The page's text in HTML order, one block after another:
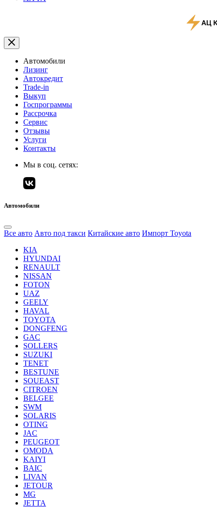
Автомобили
Лизинг
Автокредит
Trade-in
Выкуп
Госпрограммы
Рассрочка
Сервис
Отзывы
Услуги
Контакты
Мы в соц. сетях:
Автомобили
Все авто Авто под такси Китайские авто Импорт Toyota
KIA
HYUNDAI
RENAULT
NISSAN
FOTON
UAZ
GEELY
HAVAL
TOYOTA
DONGFENG
GAC
SOLLERS
SUZUKI
TENET
BESTUNE
SOUEAST
CITROEN
BELGEE
SWM
SOLARIS
OTING
JAC
PEUGEOT
OMODA
KAIYI
BAIC
LIVAN
JETOUR
MG
JETTA